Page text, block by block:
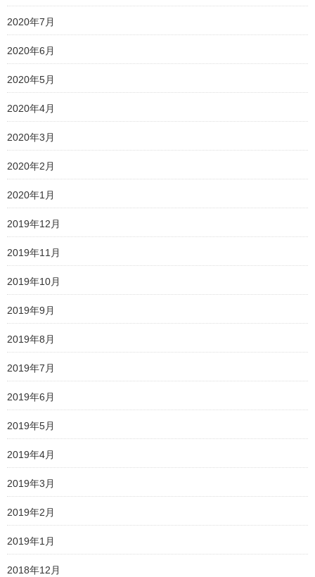
2020年7月
2020年6月
2020年5月
2020年4月
2020年3月
2020年2月
2020年1月
2019年12月
2019年11月
2019年10月
2019年9月
2019年8月
2019年7月
2019年6月
2019年5月
2019年4月
2019年3月
2019年2月
2019年1月
2018年12月